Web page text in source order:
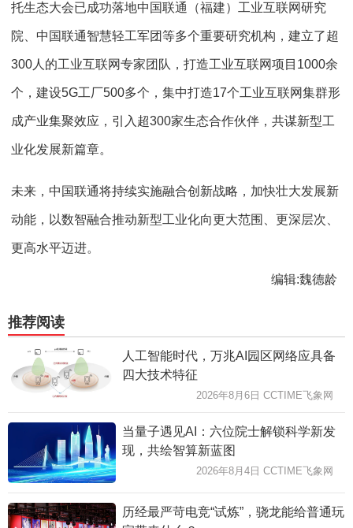
托生态大会已成功落地中国联通（福建）工业互联网研究
院、中国联通智慧轻工军团等多个重要研究机构，建立了超
300人的工业互联网专家团队，打造工业互联网项目1000余
个，建设5G工厂500多个，集中打造17个工业互联网集群形
成产业集聚效应，引入超300家生态合作伙伴，共谋新型工
业化发展新篇章。
未来，中国联通将持续实施融合创新战略，加快壮大发展新
动能，以数智融合推动新型工业化向更大范围、更深层次、
更高水平迈进。
编辑:魏德龄
推荐阅读
人工智能时代，万兆AI园区网络应具备
四大技术特征
2026年8月6日 CCTIME飞象网
当量子遇见AI：六位院士解锁科学新发
现，共绘智算新蓝图
2026年8月4日 CCTIME飞象网
历经最严苛电竞“试炼”，骁龙能给普通玩